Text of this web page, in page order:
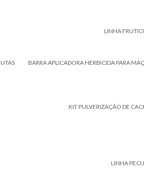
LINHA
BARRA APLICADORA HERBICIDA PARA
KIT PULVERIZAÇÃO DE
LINHA